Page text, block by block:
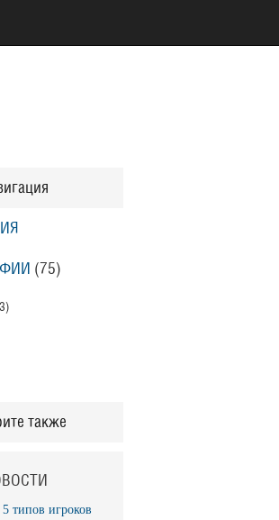
(75)
)
также
типов игроков